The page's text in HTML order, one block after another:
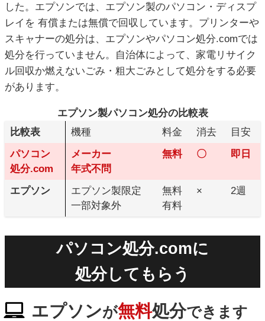
した。エプソンでは、エプソン製のパソコン・ディスプ
レイを 有償または無償で回収しています。プリンターや
スキャナーの処分は、エプソンやパソコン処分.comでは
処分を行っていません。自治体によって、家電リサイク
ル回収か燃えないごみ・粗大ごみとして処分をする必要
があります。
エプソン製パソコン処分の比較表
比較表
機種 料金 消去
目安
パソコン
処分.com
メーカー
年式不問
無料 〇 即日
エプソン
エプソン製限定
一部対象外
無料
有料
× 2週
パソコン処分.comに
処分してもらう
エプソンが無料処分できます